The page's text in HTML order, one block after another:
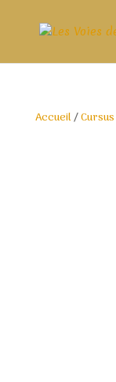
Accueil/Cursus